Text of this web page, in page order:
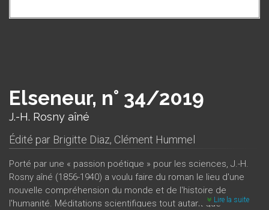
Elseneur, n° 34/2019
J.-H. Rosny aîné
Édité par Brigitte Diaz, Clément Hummel
Porté par une « passion poétique » pour les sciences, J.-H.
Rosny aîné (1856-1940) a voulu faire du roman le lieu d'une
nouvelle compréhension du monde et de l'histoire de
l'humanité. Méditations scientifiques tout autant queLire la suite